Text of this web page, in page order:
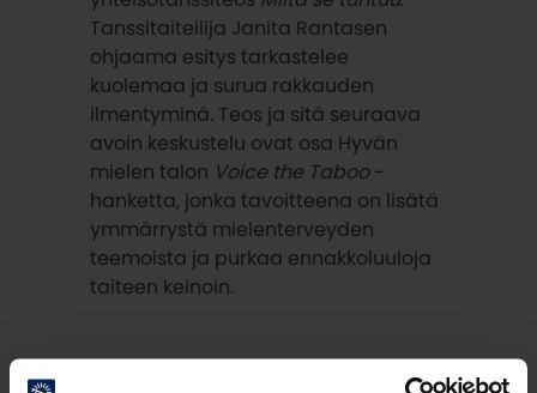
Tanssitaiteilija Janita Rantasen
ohjaama esitys tarkastelee
kuolemaa ja surua rakkauden
ilmentyminä. Teos ja sitä seuraava
avoin keskustelu ovat osa Hyvän
mielen talon Voice the Taboo-
hanketta, jonka tavoitteena on lisätä
ymmärrystä mielenterveyden
teemoista ja purkaa ennakkoluuloja
taiteen keinoin.
Oulun Naisunionin kulttuuriviikkoon